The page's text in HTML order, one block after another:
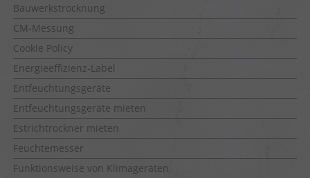
Bauwerkstrocknung
CM-Messung
Cookie Policy
Energieeffizienz-Label
Entfeuchtungsgeräte
Entfeuchtungsgeräte mieten
Estrichtrockner mieten
Feuchtemesser
Funktionsweise von Klimageräten